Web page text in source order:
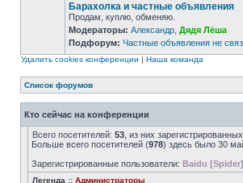
Барахолка и частные объявления
Продам, куплю, обменяю.
Модераторы: Александр Дядя Лёша
Подфорум: Частные объявления не
Удалить cookies конференции | Наша команда
Список форумов
Кто сейчас на конференции
Всего посетителей: 53 , из них
Больше всего посетителей (978) здесь было 30
Зарегистрированные пользователи: Baidu [Spider]
Легенда :: Администраторы